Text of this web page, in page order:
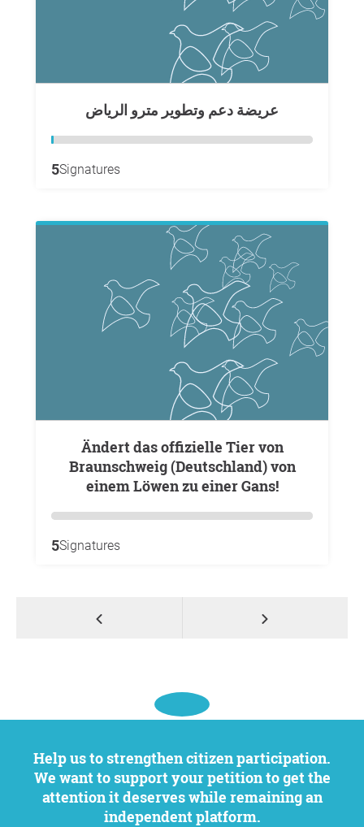
عريضة دعم وتطوير مترو الرياض
5Signatures
Ändert das offizielle Tier von
Braunschweig (Deutschland) von
einem Löwen zu einer Gans!
5Signatures
Help us to strengthen citizen participation.
We want to support your petition to get the
attention it deserves while remaining an
independent platform.